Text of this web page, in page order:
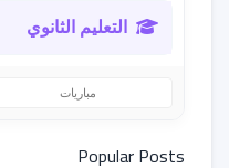
التعليم الثانوي
مباريات
Popular Posts